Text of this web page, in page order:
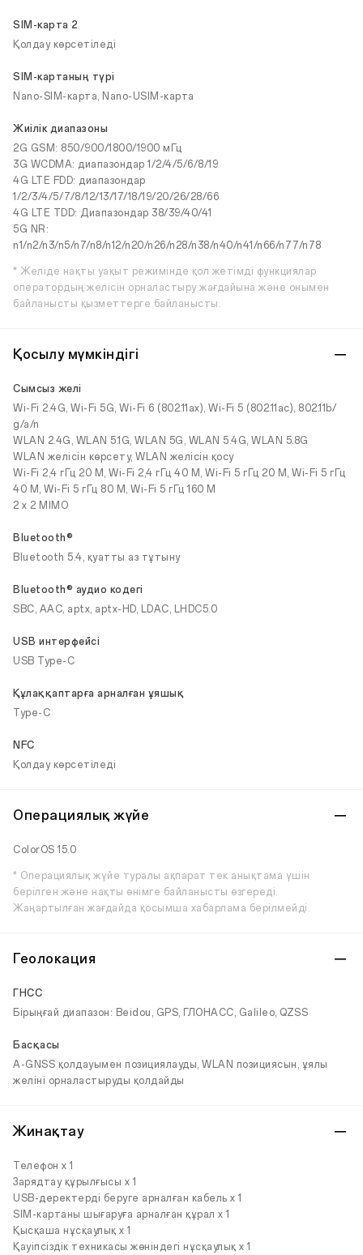
SIM-карта 2
Қолдау көрсетіледі
SIM-картаның түрі
Nano-SIM-карта, Nano-USIM-карта
Жиілік диапазоны
2G GSM: 850/900/1800/1900 мГц
3G WCDMA: диапазондар 1/2/4/5/6/8/19
4G LTE FDD: диапазондар
1/2/3/4/5/7/8/12/13/17/18/19/20/26/28/66
4G LTE TDD: Диапазондар 38/39/40/41
5G NR:
n1/n2/n3/n5/n7/n8/n12/n20/n26/n28/n38/n40/n41/n66/n77/n78
* Желіде нақты уақыт режимінде қол жетімді функциялар
оператордың желісін орналастыру жағдайына және онымен
байланысты қызметтерге байланысты.
Қосылу мүмкіндігі
Сымсыз желі
Wi-Fi 2.4G, Wi-Fi 5G, Wi-Fi 6 (802.11ax), Wi-Fi 5 (802.11ac), 802.11b/
g/a/n
WLAN 2.4G, WLAN 5.1G, WLAN 5G, WLAN 5.4G, WLAN 5.8G
WLAN желісін көрсету, WLAN желісін қосу
Wi-Fi 2,4 гГц 20 М, Wi-Fi 2,4 гГц 40 М, Wi-Fi 5 гГц 20 М, Wi-Fi 5 гГц
40 М, Wi-Fi 5 гГц 80 М, Wi-Fi 5 гГц 160 М
2 x 2 MIMO
Bluetooth®
Bluetooth 5.4, қуатты аз тұтыну
Bluetooth® аудио кодегі
SBC, AAC, aptx, aptx-HD, LDAC, LHDC5.0
USB интерфейсі
USB Type-C
Құлаққаптарға арналған ұяшық
Type-C
NFC
Қолдау көрсетіледі
Операциялық жүйе
ColorOS 15.0
* Операциялық жүйе туралы ақпарат тек анықтама үшін
берілген және нақты өнімге байланысты өзгереді.
Жаңартылған жағдайда қосымша хабарлама берілмейді.
Геолокация
ГНСС
Бірыңғай диапазон: Beidou, GPS, ГЛОНАСС, Galileo, QZSS
Басқасы
A-GNSS қолдауымен позициялауды, WLAN позициясын, ұялы
желіні орналастыруды қолдайды
Жинақтау
Телефон x 1
Зарядтау құрылғысы x 1
USB-деректерді беруге арналған кабель x 1
SIM-картаны шығаруға арналған құрал x 1
Қысқаша нұсқаулық x 1
Қауіпсіздік техникасы жөніндегі нұсқаулық x 1